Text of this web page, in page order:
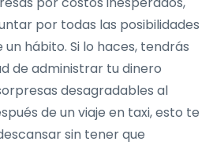
por todas las posibilidades
hábito. Si lo haces, tendrás
de administrar tu dinero
desagradables al
de un viaje en taxi, esto te
sin tener que